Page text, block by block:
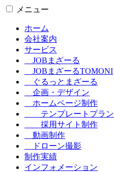
メニュー
ホーム
会社案内
サービス
JOBまざーる
JOBまざーるTOMONI
ぐるっとまざーる
企画・デザイン
ホームページ制作
テンプレートプラン
採用サイト制作
動画制作
ドローン撮影
制作実績
インフォメーション